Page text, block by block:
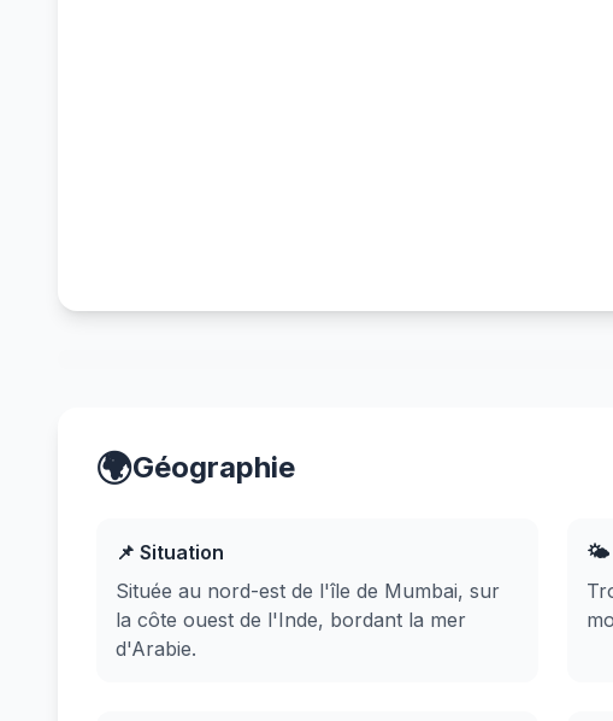
🌍Géographie
📌 Situation
Située au nord-est de l'île de Mumbai, sur
la côte ouest de l'Inde, bordant la mer
d'Arabie.
🌤️